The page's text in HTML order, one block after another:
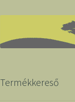
Termékkereső